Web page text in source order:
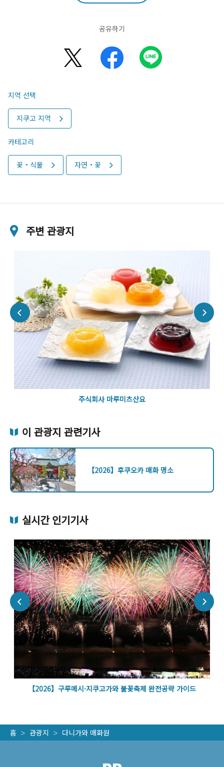
공유하기
지역 선택
지쿠고 지역
카테고리
꽃・식물 자연・꽃
주변 관광지
주식회사 마루미츠산요
이 관광지 관련기사
【2026】후쿠오카 매화 명소
실시간 인기기사
【2026】구루메시·지쿠고가와 불꽃축제 완전공략 가이드
홈 관광지 다니가와 매화원